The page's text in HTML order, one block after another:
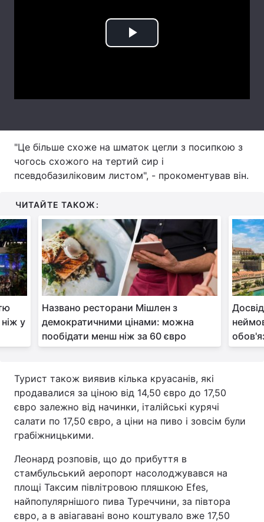
Тема оформлення
Play
"Це більше схоже на шматок цегли з посипкою з
чогось схожого на тертий сир і
псевдобазиліковим листом", - прокоментував він.
ЧИТАЙТЕ ТАКОЖ:
у
Названо ресторани Мішлен з
демократичними цінами: можна
пообідати менш ніж за 60 євро
Турист також виявив кілька круасанів, які
продавалися за ціною від 14,50 євро до 17,50
євро залежно від начинки, італійські курячі
салати по 17,50 євро, а ціни на пиво і зовсім були
грабіжницькими.
Леонард розповів, що до прибуття в
стамбульський аеропорт насолоджувався на
площі Таксим півлітровою пляшкою Efes,
найпопулярнішого пива Туреччини, за півтора
євро, а в авіагавані воно коштувало вже 17,50